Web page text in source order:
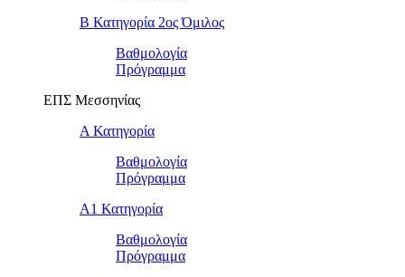
Β Κατηγορία 2ος Όμιλος
Βαθμολογία
Πρόγραμμα
ΕΠΣ Μεσσηνίας
Α Κατηγορία
Βαθμολογία
Πρόγραμμα
Α1 Κατηγορία
Βαθμολογία
Πρόγραμμα